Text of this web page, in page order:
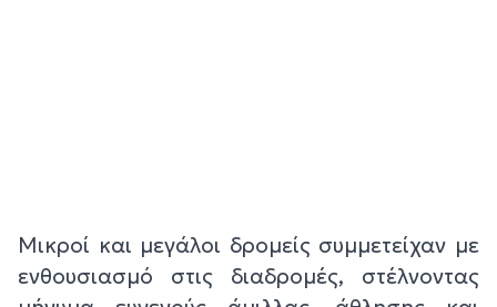
Μικροί και μεγάλοι δρομείς συμμετείχαν με
ενθουσιασμό στις διαδρομές, στέλνοντας